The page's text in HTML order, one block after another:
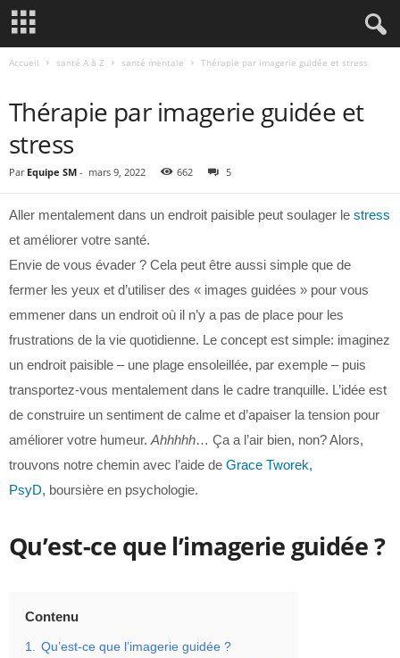
Accueil santé A à Z santé mentale Thérapie par imagerie guidée et stress
Thérapie par imagerie guidée et
stress
Par Equipe SM - mars 9, 2022 662 5
Aller mentalement dans un endroit paisible peut soulager le stress
et améliorer votre santé.
Envie de vous évader ? Cela peut être aussi simple que de
fermer les yeux et d’utiliser des « images guidées » pour vous
emmener dans un endroit où il n’y a pas de place pour les
frustrations de la vie quotidienne. Le concept est simple: imaginez
un endroit paisible – une plage ensoleillée, par exemple – puis
transportez-vous mentalement dans le cadre tranquille. L’idée est
de construire un sentiment de calme et d’apaiser la tension pour
améliorer votre humeur. Ahhhhh… Ça a l’air bien, non? Alors,
trouvons notre chemin avec l’aide de Grace Tworek,
PsyD, boursière en psychologie.
Qu’est-ce que l’imagerie guidée ?
Contenu
1. Qu’est-ce que l’imagerie guidée ?